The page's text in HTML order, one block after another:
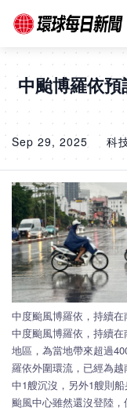
中颱博羅依
Sep 29, 2025 科
中度颱風博羅依，持續在
中度颱風博羅依，持續
地區，為當地帶來超過
羅依外圍環流，已經為
中1艘沉沒，另外1艘則船
颱風中心雖然還沒登陸